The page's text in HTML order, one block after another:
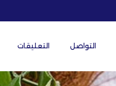
التواصل التعليقات